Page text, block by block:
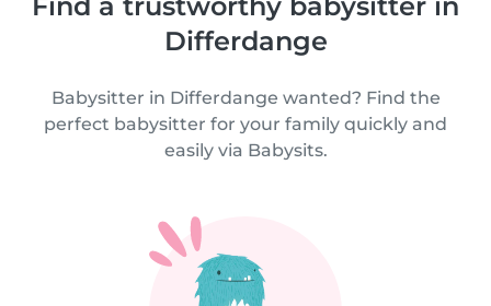
Differdange
Babysitter in Differdange wanted? Find the
perfect babysitter for your family quickly and
easily via Babysits.